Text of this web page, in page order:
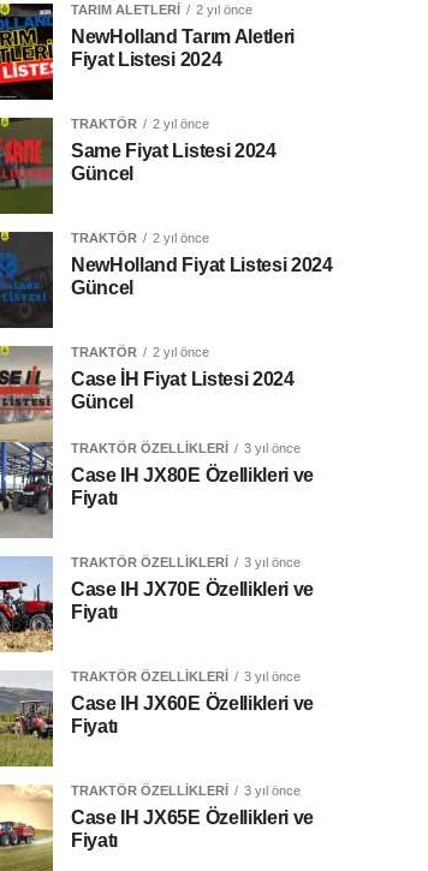
TARIM ALETLERI 2 yıl önce
NewHolland Tarım Aletleri
Fiyat Listesi 2024
TRAKTÖR 2 yıl önce
Same Fiyat Listesi 2024
Güncel
TRAKTÖR 2 yıl önce
NewHolland Fiyat Listesi 2024
Güncel
TRAKTÖR 2 yıl önce
Case İH Fiyat Listesi 2024
Güncel
TRAKTÖR ÖZELLIKLERI 3 yıl önce
Case IH JX80E Özellikleri ve
Fiyatı
TRAKTÖR ÖZELLIKLERI 3 yıl önce
Case IH JX70E Özellikleri ve
Fiyatı
TRAKTÖR ÖZELLIKLERI 3 yıl önce
Case IH JX60E Özellikleri ve
Fiyatı
TRAKTÖR ÖZELLIKLERI 3 yıl önce
Case IH JX65E Özellikleri ve
Fiyatı